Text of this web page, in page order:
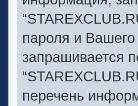
пароля и Вашего
запрашивается
перечень